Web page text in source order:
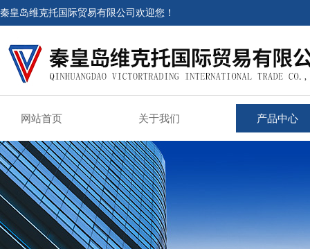
秦皇岛维克托国际贸易有限公司欢迎您！
网站首页 关于我们 产品中心